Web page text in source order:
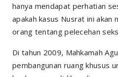
hanya mendapat perhatian
apakah kasus Nusrat ini akan
orang tentang pelecehan
Di tahun 2009, Mahkamah
pembangunan ruang khusus